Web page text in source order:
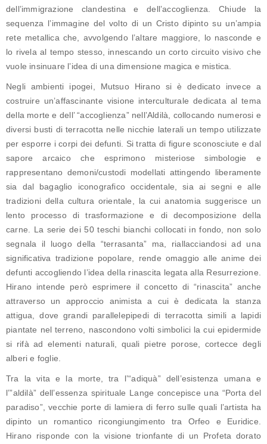
dell’immigrazione clandestina e dell’accoglienza. Chiude la
sequenza l’immagine del volto di un Cristo dipinto su un’ampia
rete metallica che, avvolgendo l’altare maggiore, lo nasconde e
lo rivela al tempo stesso, innescando un corto circuito visivo che
vuole insinuare l’idea di una dimensione magica e mistica.
Negli ambienti ipogei, Mutsuo Hirano si è dedicato invece a
costruire un’affascinante visione interculturale dedicata al tema
della morte e dell’ “accoglienza” nell’Aldilà, collocando numerosi e
diversi busti di terracotta nelle nicchie laterali un tempo utilizzate
per esporre i corpi dei defunti. Si tratta di figure sconosciute e dal
sapore arcaico che esprimono misteriose simbologie e
rappresentano demoni/custodi modellati attingendo liberamente
sia dal bagaglio iconografico occidentale, sia ai segni e alle
tradizioni della cultura orientale, la cui anatomia suggerisce un
lento processo di trasformazione e di decomposizione della
carne. La serie dei 50 teschi bianchi collocati in fondo, non solo
segnala il luogo della “terrasanta” ma, riallacciandosi ad una
significativa tradizione popolare, rende omaggio alle anime dei
defunti accogliendo l’idea della rinascita legata alla Resurrezione.
Hirano intende però esprimere il concetto di “rinascita” anche
attraverso un approccio animista a cui è dedicata la stanza
attigua, dove grandi parallelepipedi di terracotta simili a lapidi
piantate nel terreno, nascondono volti simbolici la cui epidermide
si rifà ad elementi naturali, quali pietre porose, cortecce degli
alberi e foglie.
Tra la vita e la morte, tra l’“adiquà” dell’esistenza umana e
l’”aldilà” dell’essenza spirituale Lange concepisce una “Porta del
paradiso”, vecchie porte di lamiera di ferro sulle quali l’artista ha
dipinto un romantico ricongiungimento tra Orfeo e Euridice.
Hirano risponde con la visione trionfante di un Profeta dorato